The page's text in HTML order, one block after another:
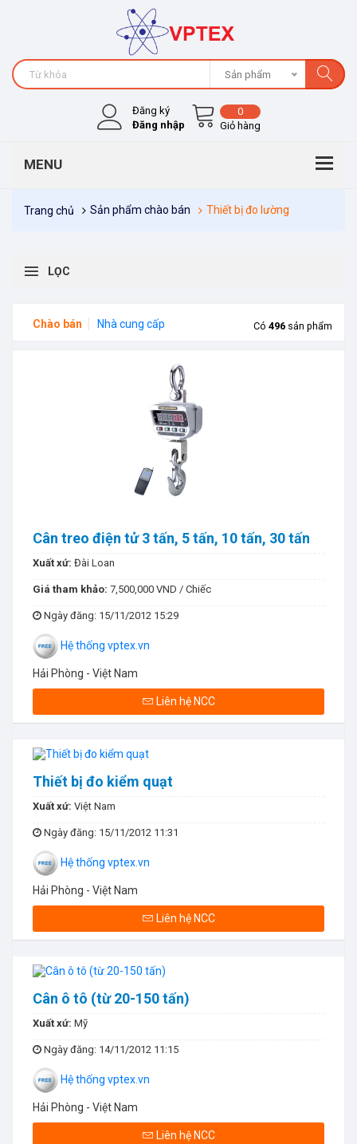
Sản phẩm
Đăng ký
Đăng nhập
0
Giỏ hàng
Trang chủ Sản phẩm chào bán Thiết bị đo lường
LỌC
Chào bán Nhà cung cấp Có 496 sản phẩm
Cân treo điện tử 3 tấn, 5 tấn, 10 tấn, 30 tấn
Xuất xứ: Đài Loan
Giá tham khảo: 7,500,000 VND / Chiếc
Ngày đăng: 15/11/2012 15:29
Hệ thống vptex.vn
Hải Phòng - Việt Nam
Liên hệ NCC
Thiết bị đo kiểm quạt
Xuất xứ: Việt Nam
Ngày đăng: 15/11/2012 11:31
Hệ thống vptex.vn
Hải Phòng - Việt Nam
Liên hệ NCC
Cân ô tô (từ 20-150 tấn)
Xuất xứ: Mỹ
Ngày đăng: 14/11/2012 11:15
Hệ thống vptex.vn
Hải Phòng - Việt Nam
Liên hệ NCC